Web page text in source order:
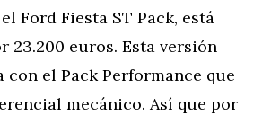
Ford Fiesta ST Pack, está
23.200 euros. Esta versión
con el Pack Performance que
mecánico. Así que por